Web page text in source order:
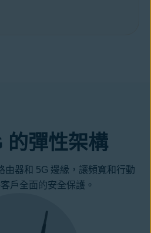
性，才能運用在所有裝置與網路上。
的彈性架構
由器和 5G 邊緣，讓頻寬和行動
戶全面的安全保護。